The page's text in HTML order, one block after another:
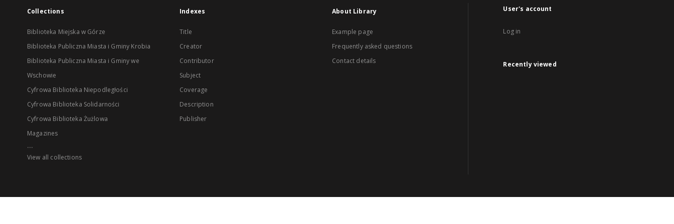
Collections
Biblioteka Miejska w Górze
Biblioteka Publiczna Miasta i Gminy Krobia
Biblioteka Publiczna Miasta i Gminy we
Wschowie
Cyfrowa Biblioteka Niepodległości
Cyfrowa Biblioteka Solidarności
Cyfrowa Biblioteka Żużlowa
Magazines
...
View all collections
Indexes
Title
Creator
Contributor
Subject
Coverage
Description
Publisher
About Library
Example page
Frequently asked questions
Contact details
User's account
Log in
Recently viewed